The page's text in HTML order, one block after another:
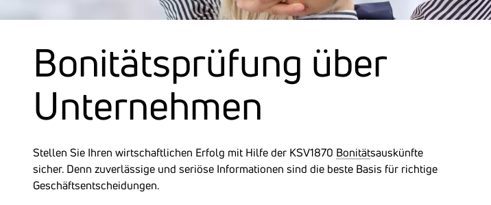
Boni­täts­prü­fung über
Unter­nehmen
Stellen Sie Ihren wirtschaftlichen Erfolg mit Hilfe der KSV1870 Bonitätsauskünfte
sicher. Denn zuverlässige und seriöse Informationen sind die beste Basis für richtige
Geschäftsentscheidungen.